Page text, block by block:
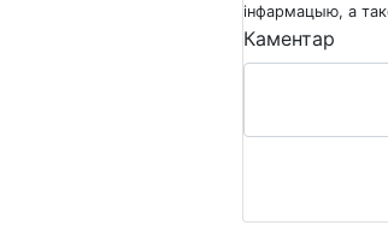
інфармацыю, а
Каментар